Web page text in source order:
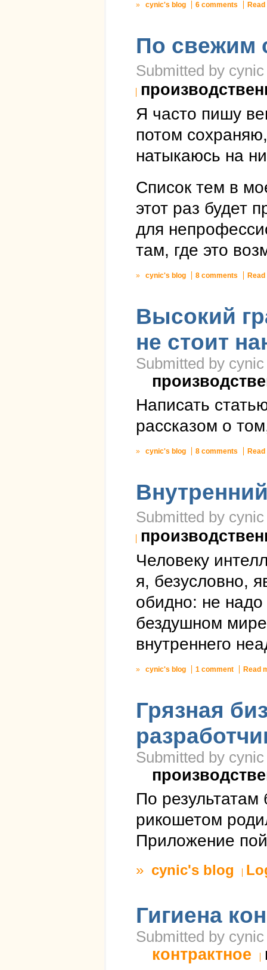
» cynic's blog 6 comments
По свежим
Submitted by
Я часто пишу
потом
натыкаюсь на
Список тем в
этот раз будет
для
там, где это
» cynic's blog 8 comments
Высокий
не стоит
Submitted by
Написать
рассказом о
» cynic's blog 8 comments
Submitted by
Человеку
я, безусловно,
обидно: не
бездушном
внутреннего
» cynic's blog 1 comment Read
Грязная
Submitted by
По результатам
рикошетом
Приложение
» cynic's blog
Гигиена
Submitted by
контрактное